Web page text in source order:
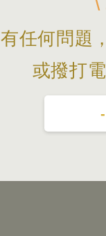
有任何問題
或撥打